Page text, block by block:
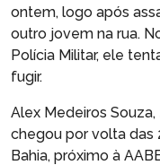
ontem, logo após
outro jovem na rua.
Polícia Militar, ele
fugir.
Alex Medeiros
chegou por volta das
Bahia, próximo à